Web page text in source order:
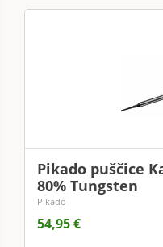
Pikado puščice
80% Tungsten
Pikado
54,95 €